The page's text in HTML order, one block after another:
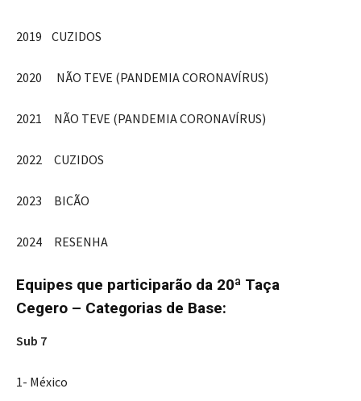
2019 CUZIDOS
2020 NÃO TEVE (PANDEMIA CORONAVÍRUS)
2021 NÃO TEVE (PANDEMIA CORONAVÍRUS)
2022 CUZIDOS
2023 BICÃO
2024 RESENHA
Equipes que participarão da 20ª Taça
Cegero – Categorias de Base:
Sub 7
1- México